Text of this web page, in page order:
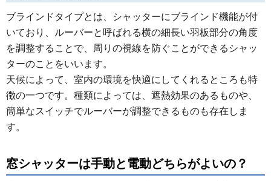
ブラインドタイプとは、シャッターにブラインド機能が付
いており、ルーバーと呼ばれる横の細長い羽板部分の角度
を調整することで、周りの視線を防ぐことができるシャッ
ターのことをいいます。
天候によって、室内の環境を快適にしてくれるところも特
徴の一つです。種類によっては、遮熱効果のあるものや、
簡単なスイッチでルーバーが調整できるものも存在しま
す。
窓シャッターは手動と電動どちらがよいの？